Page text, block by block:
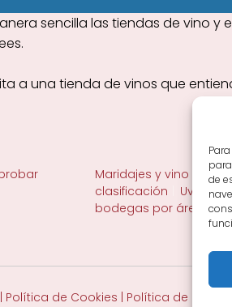
de
sencilla las tiendas de vino y
a una tienda de vinos que
Maridajes y vino en la
clasificación
Uvas y
bodegas por área
| Política de Cookies | Política de